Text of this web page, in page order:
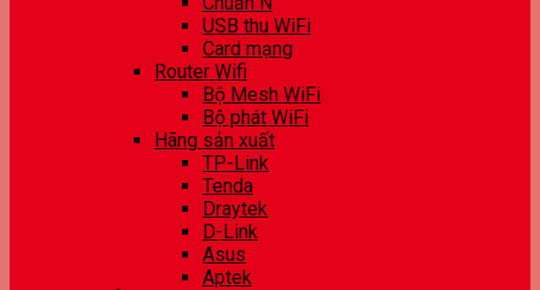
USB thu WiFi
Card mạng
Router Wifi
Bộ Mesh WiFi
Bộ phát WiFi
Hãng sản xuất
TP-Link
Tenda
Draytek
D-Link
Asus
Aptek